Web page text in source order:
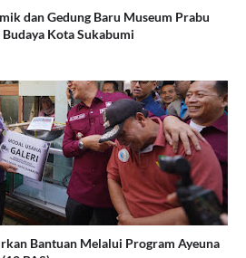
dan Gedung Baru Museum Prabu
Kota Sukabumi
Bantuan Melalui Program Ayeuna